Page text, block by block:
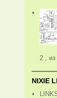
2 , из
NIXIE